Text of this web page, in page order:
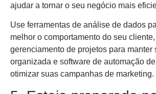
ajudar a tornar o seu negócio mais
Use ferramentas de análise de dados
melhor o comportamento do seu
gerenciamento de projetos para manter
organizada e software de automação
otimizar suas campanhas de marketing.